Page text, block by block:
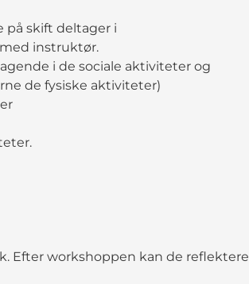
på skift deltager i
instruktør.
i de sociale aktiviteter og
de fysiske aktiviteter)
Efter workshoppen kan de reflektere